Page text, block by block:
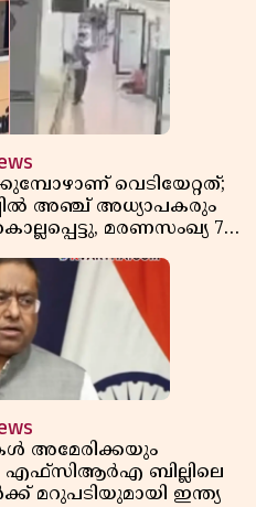
വെടിയേറ്റത്;
അഞ്ച് അധ്യാപകരും
മരണസംഖ്യ 7;
അമേരിക്കയും
എഫ്സിആർഎ ബില്ലിലെ
മറുപടിയുമായി ഇന്ത്യ